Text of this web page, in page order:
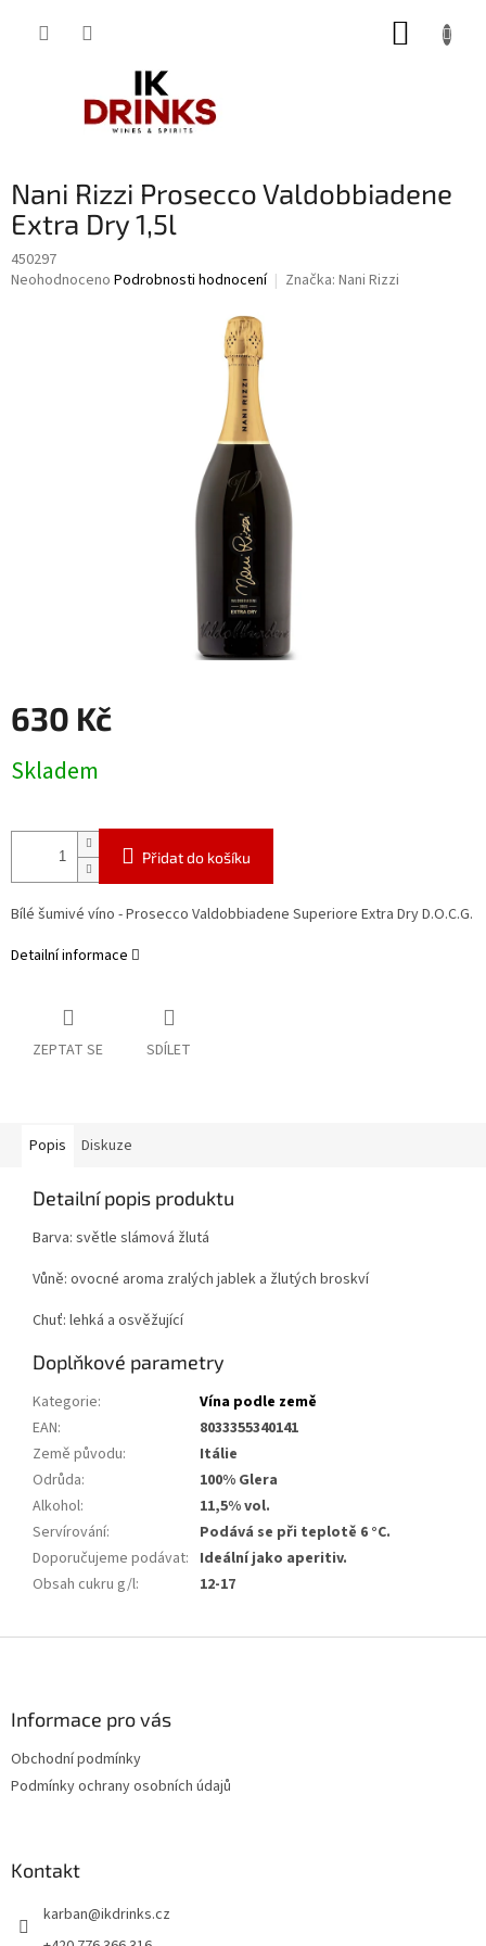
Nani Rizzi Prosecco Valdobbiadene
Extra Dry 1,5l
450297
Průměrné
Neohodnoceno Podrobnosti hodnocení Značka: Nani Rizzi
630 Kč
cena:
Skladem
Přidat do košíku
Bílé šumivé víno - Prosecco Valdobbiadene Superiore Extra Dry D.O.C.G.
Detailní informace
ZEPTAT SE SDÍLET
Popis Diskuze
Detailní popis produktu
Barva: světle slámová žlutá
Vůně: ovocné aroma zralých jablek a žlutých broskví
Chuť: lehká a osvěžující
Doplňkové parametry
Kategorie:
Vína podle země
EAN:
8033355340141
Země původu:
Itálie
Odrůda:
100% Glera
Alkohol:
11,5% vol.
Servírování:
Podává se při teplotě 6 °C.
Doporučujeme podávat: Ideální jako aperitiv.
Obsah cukru g/l: 12-17
Informace pro vás
Obchodní podmínky
Podmínky ochrany osobních údajů
Kontakt
karban@ikdrinks.cz